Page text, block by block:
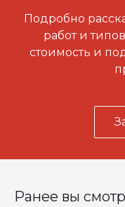
Подробно
работ и
стоимость и
Ранее вы